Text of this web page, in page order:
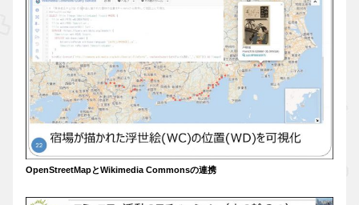
OpenStreetMapとWikimedia Commonsの連携